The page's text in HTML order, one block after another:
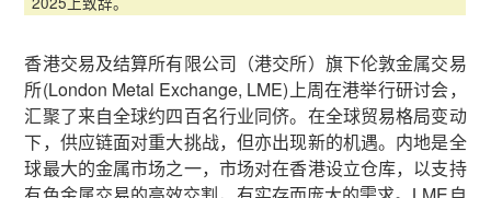
香港交易及结算所有限公司（港交所）旗下伦敦金属交易
所(London Metal Exchange, LME)上周在港举行研讨会，
汇聚了来自全球约四百名行业同侪。在全球贸易格局变动
下，供应链面对重大挑战，但亦出现新的机遇。内地是全
球最大的金属市场之一，市场对在香港设立仓库，以支持